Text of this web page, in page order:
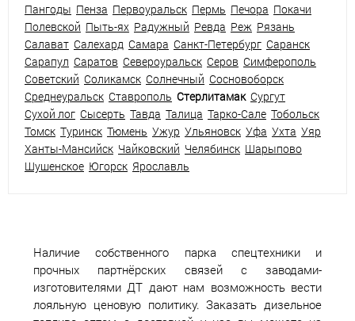
Пангоды Пенза Первоуральск Пермь Печора Покачи
Полевской Пыть-ях Радужный Ревда Реж Рязань
Салават Салехард Самара Санкт-Петербург Саранск
Сарапул Саратов Североуральск Серов Симферополь
Советский Соликамск Солнечный Сосновоборск
Среднеуральск Ставрополь Стерлитамак Сургут
Сухой лог Сысерть Тавда Талица Тарко-Сале Тобольск
Томск Туринск Тюмень Ужур Ульяновск Уфа Ухта Уяр
Ханты-Мансийск Чайковский Челябинск Шарыпово
Шушенское Югорск Ярославль
Наличие собственного парка спецтехники и
прочных партнёрских связей с заводами-
изготовителями ДТ дают нам возможность вести
лояльную ценовую политику. Заказать дизельное